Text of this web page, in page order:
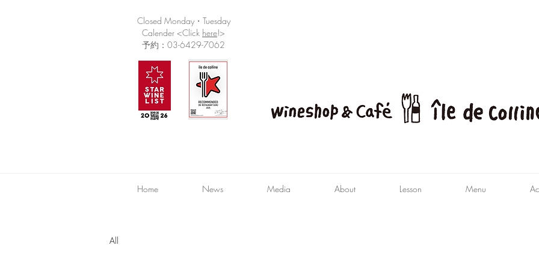
Closed Monday・Tuesday
Calender <Click here!>
予約：03-6429-7062
Home News Media About Lesson Menu
All